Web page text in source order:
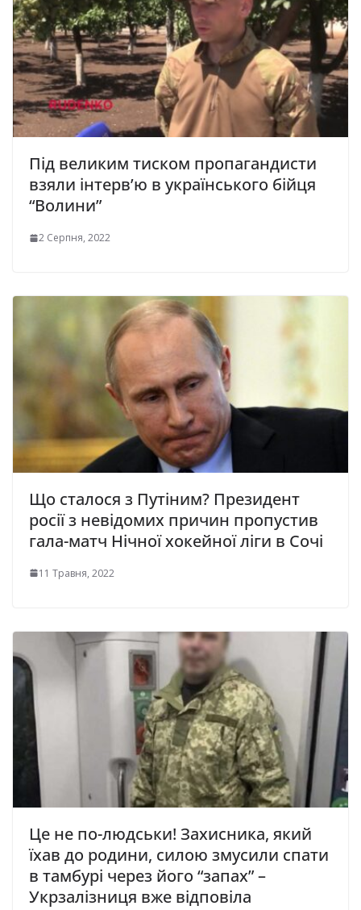
Під великим тиском пропагандисти
взяли інтерв’ю в українського бійця
“Волини”
2 Серпня, 2022
Що сталося з Путіним? Президент
росії з невідомих причин пропустив
гала-матч Нічної хокейної ліги в Сочі
11 Травня, 2022
Це не по-людськи! Захисника, який
їхав до родини, силою змусили спати
в тамбурі через його “запах” –
Укрзалізниця вже відповіла